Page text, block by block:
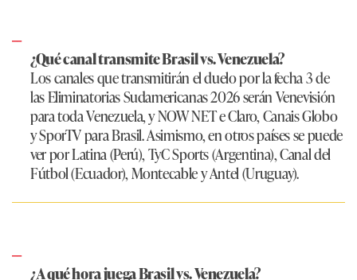
¿Qué canal transmite Brasil vs. Venezuela?
Los canales que transmitirán el duelo por la fecha 3 de
las Eliminatorias Sudamericanas 2026 serán Venevisión
para toda Venezuela, y NOW NET e Claro, Canais Globo
y SporTV para Brasil. Asimismo, en otros países se puede
ver por Latina (Perú), TyC Sports (Argentina), Canal del
Fútbol (Ecuador), Montecable y Antel (Uruguay).
¿A qué hora juega Brasil vs. Venezuela?